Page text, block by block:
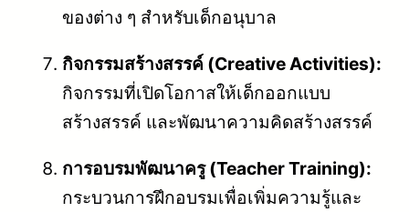
ของต่าง ๆ สำหรับเด็กอนุบาล
กิจกรรมสร้างสรรค์ (Creative Activities):
กิจกรรมที่เปิดโอกาสให้เด็กออกแบบ
สร้างสรรค์ และพัฒนาความคิดสร้างสรรค์
การอบรมพัฒนาครู (Teacher Training):
กระบวนการฝึกอบรมเพื่อเพิ่มความรู้และ